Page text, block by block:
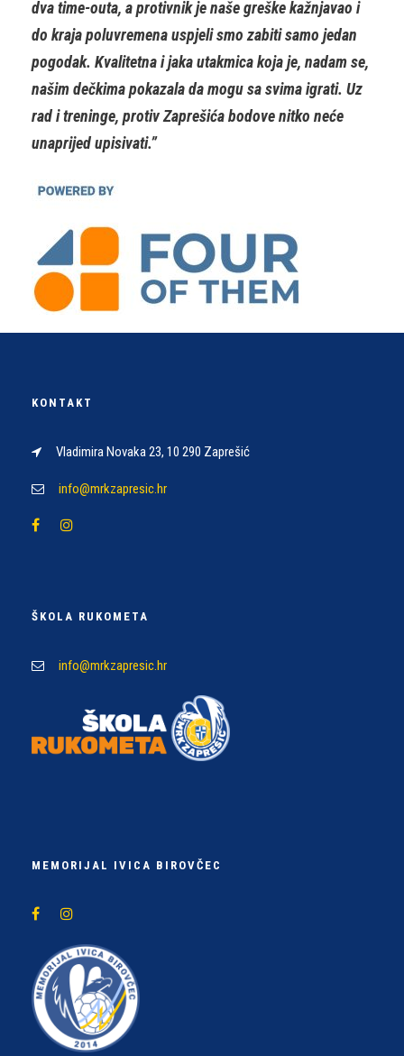
dva time-outa, a protivnik je naše greške kažnjavao i
do kraja poluvremena uspjeli smo zabiti samo jedan
pogodak. Kvalitetna i jaka utakmica koja je, nadam se,
našim dečkima pokazala da mogu sa svima igrati. Uz
rad i treninge, protiv Zaprešića bodove nitko neće
unaprijed upisivati.”
KONTAKT
Vladimira Novaka 23, 10 290 Zaprešić
info@mrkzapresic.hr
ŠKOLA RUKOMETA
info@mrkzapresic.hr
MEMORIJAL IVICA BIROVČEC